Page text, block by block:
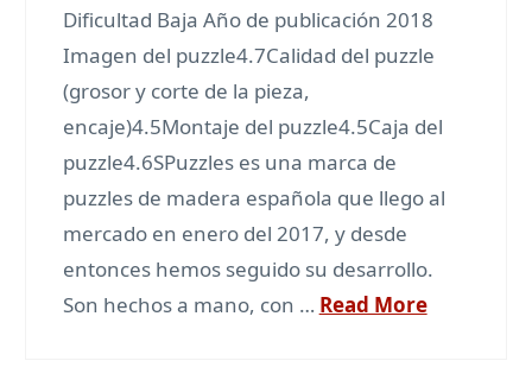
Dificultad Baja Año de publicación 2018
Imagen del puzzle4.7Calidad del puzzle
(grosor y corte de la pieza,
encaje)4.5Montaje del puzzle4.5Caja del
puzzle4.6SPuzzles es una marca de
puzzles de madera española que llego al
mercado en enero del 2017, y desde
entonces hemos seguido su desarrollo.
Son hechos a mano, con … Read More